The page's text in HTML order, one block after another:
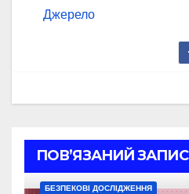
Джерело
ПОВ’ЯЗАНИЙ ЗАПИС
БЕЗПЕКОВІ ДОСЛІДЖЕННЯ